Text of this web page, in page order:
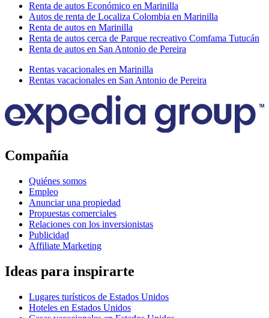
Renta de autos Económico en Marinilla
Autos de renta de Localiza Colombia en Marinilla
Renta de autos en Marinilla
Renta de autos cerca de Parque recreativo Comfama Tutucán
Renta de autos en San Antonio de Pereira
Rentas vacacionales en Marinilla
Rentas vacacionales en San Antonio de Pereira
Compañía
Quiénes somos
Empleo
Anunciar una propiedad
Propuestas comerciales
Relaciones con los inversionistas
Publicidad
Affiliate Marketing
Ideas para inspirarte
Lugares turísticos de Estados Unidos
Hoteles en Estados Unidos